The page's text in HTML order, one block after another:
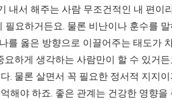
내서 해주는 사람 무조건적인 내 편
요하거든요. 물론 비난이나 훈수를
를 옳은 방향으로 이끌어주는 태도가
요하게 생각하는 사람만이 할 수 있거
. 물론 살면서 꼭 필요한 정서적 지지
해야 하죠. 좋은 관계는 건강한 영향